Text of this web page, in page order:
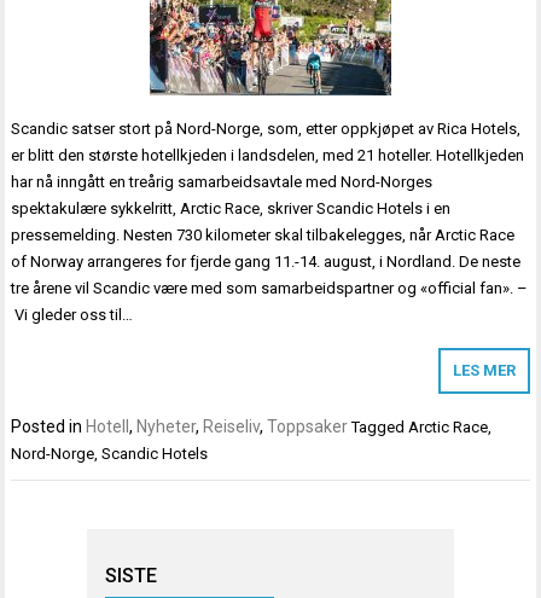
Scandic satser stort på Nord-Norge, som, etter oppkjøpet av Rica Hotels,
er blitt den største hotellkjeden i landsdelen, med 21 hoteller. Hotellkjeden
har nå inngått en treårig samarbeidsavtale med Nord-Norges
spektakulære sykkelritt, Arctic Race, skriver Scandic Hotels i en
pressemelding. Nesten 730 kilometer skal tilbakelegges, når Arctic Race
of Norway arrangeres for fjerde gang 11.-14. august, i Nordland. De neste
tre årene vil Scandic være med som samarbeidspartner og «official fan». –
Vi gleder oss til…
LES MER
Posted in Hotell, Nyheter, Reiseliv,Toppsaker TaggedArctic Race,
Nord-Norge,Scandic Hotels
SISTE